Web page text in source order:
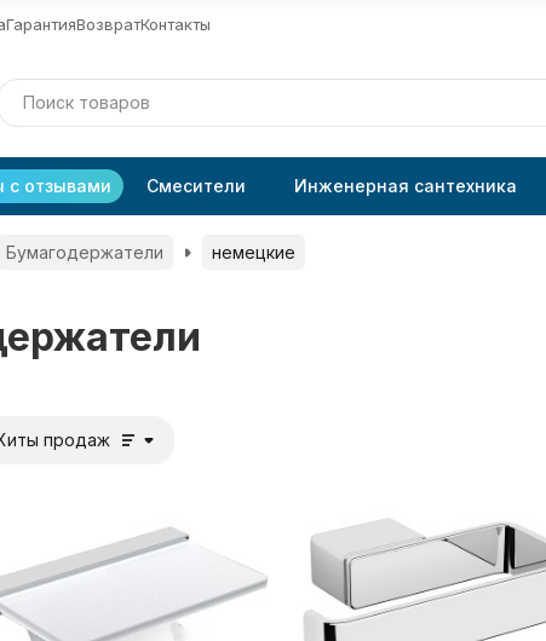
ГарантияВозвратКонтакты
с отзывами Смесители Инженерная сантехника
Бумагодержатели немецкие
продаж